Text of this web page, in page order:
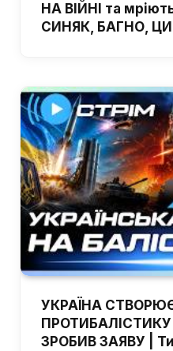
НА ВІЙНІ та
СИНЯК, БАГНО,
УКРАЇНА
ЗРОБИВ ЗАЯВУ |